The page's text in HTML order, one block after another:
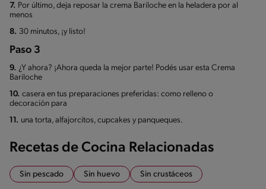
7. Por último, deja reposar la crema Bariloche en la heladera por al
menos
8. 30 minutos, ¡y listo!
Paso 3
9. ¿Y ahora? ¡Ahora queda la mejor parte! Podés usar esta Crema
Bariloche
10. casera en tus preparaciones preferidas: como relleno o
decoración para
11. una torta, alfajorcitos, cupcakes y panqueques.
Recetas de Cocina Relacionadas
Sin pescado Sin huevo Sin crustáceos